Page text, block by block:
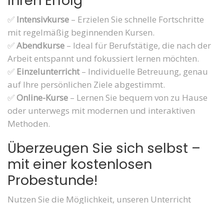
✅ Intensivkurse – Erzielen Sie schnelle Fortschritte
mit regelmäßig beginnenden Kursen.
✅Abendkurse – Ideal für Berufstätige, die nach der
Arbeit entspannt und fokussiert lernen möchten.
✅ Einzelunterricht– Individuelle Betreuung, genau
auf Ihre persönlichen Ziele abgestimmt.
✅Online-Kurse – Lernen Sie bequem von zu Hause
oder unterwegs mit modernen und interaktiven
Methoden.
Überzeugen Sie sich selbst –
mit einer kostenlosen
Probestunde!
Nutzen Sie die Möglichkeit, unseren Unterricht